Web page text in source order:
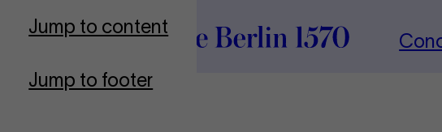
Jump to content
Jump to footer
To Frontpage